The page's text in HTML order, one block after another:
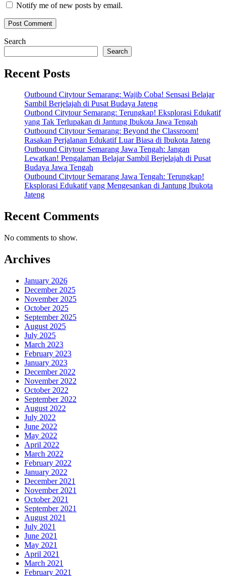
Notify me of new posts by email.
Search
Search
Recent Posts
Outbound Citytour Semarang: Wajib Coba! Sensasi Belajar
Sambil Berjelajah di Pusat Budaya Jateng
Outbond Citytour Semarang: Terungkap! Eksplorasi Edukatif
yang Tak Terlupakan di Jantung Ibukota Jawa Tengah
Outbound Citytour Semarang: Beyond the Classroom!
Rasakan Perjalanan Edukatif Luar Biasa di Ibukota Jateng
Outbound Citytour Semarang Jawa Tengah: Jangan
Lewatkan! Pengalaman Belajar Sambil Berjelajah di Pusat
Budaya Jawa Tengah
Outbound Citytour Semarang Jawa Tengah: Terungkap!
Eksplorasi Edukatif yang Mengesankan di Jantung Ibukota
Jateng
Recent Comments
No comments to show.
Archives
January 2026
December 2025
November 2025
October 2025
September 2025
August 2025
July 2025
March 2023
February 2023
January 2023
December 2022
November 2022
October 2022
September 2022
August 2022
July 2022
June 2022
May 2022
April 2022
March 2022
February 2022
January 2022
December 2021
November 2021
October 2021
September 2021
August 2021
July 2021
June 2021
May 2021
April 2021
March 2021
February 2021